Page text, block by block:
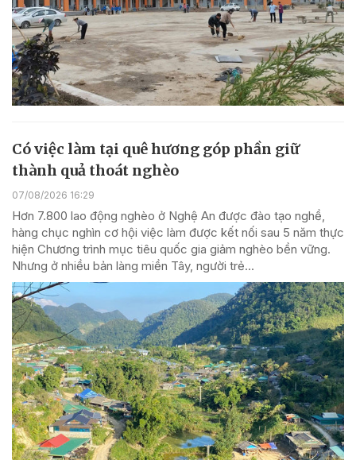
Có việc làm tại quê hương góp phần giữ
thành quả thoát nghèo
07/08/2026 16:29
Hơn 7.800 lao động nghèo ở Nghệ An được đào tạo nghề,
hàng chục nghìn cơ hội việc làm được kết nối sau 5 năm thực
hiện Chương trình mục tiêu quốc gia giảm nghèo bền vững.
Nhưng ở nhiều bản làng miền Tây, người trẻ...